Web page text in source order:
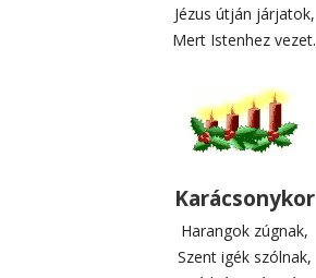
Jézus útján járjatok,
Mert Istenhez vezet.
Karácsonykor
Harangok zúgnak,
Szent igék szólnak,